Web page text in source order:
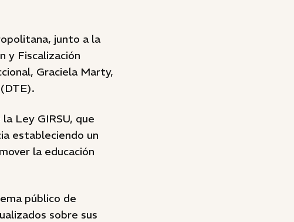
junto a la
y Fiscalización
Graciela Marty,
Ley GIRSU, que
estableciendo un
la educación
público de
sobre sus